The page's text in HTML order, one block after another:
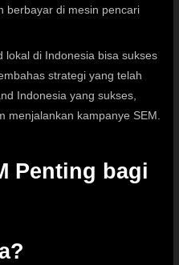
berbayar di mesin pencari
lokal di Indonesia bisa sukses
strategi yang telah
Indonesia yang sukses,
menjalankan kampanye SEM.
Penting bagi